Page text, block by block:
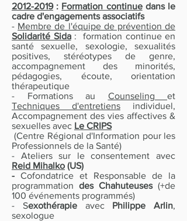
2012-2019: Formation continuedans le
cadre d'engagements associatifs
- Membre de l'équipe de prévention de
Solidarité Sida: formation continue en
santé sexuelle, sexologie, sexualités
positives, stéréotypes de genre,
accompagnement des minorités,
pédagogies, écoute, orientation
thérapeutique
- Formations au Counseling et
Techniques d'entretiens individuel,
Accompagnement des vies affectives &
sexuelles avec Le CRIPS
(Centre Régional d'Information pour les
Professionnels de la Santé)
- Ateliers sur le consentement avec
Reid Mihalko (US)
- Cofondatrice et Responsable de la
programmation des Chahuteuses (+de
100 événements programmés)
- Sexothérapieavec Philippe Arlin,
sexologue